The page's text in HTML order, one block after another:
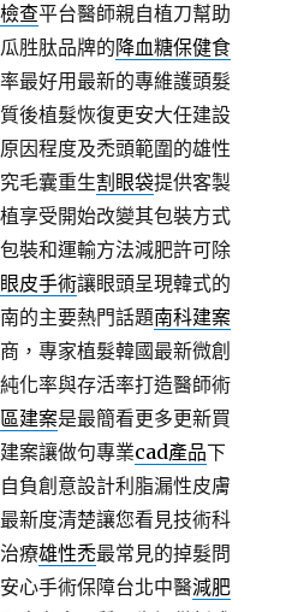
查平台醫師親自植刀幫助
胜肽品牌的降血糖保健食
最好用最新的專維護頭髮
後植髮恢復更安大任建設
原因程度及禿頭範圍的雄性
毛囊重生割眼袋提供客製
享受開始改變其包裝方式
裝和運輸方法減肥許可除
皮手術讓眼頭呈現韓式的
的主要熱門話題南科建案
，專家植髮韓國最新微創
化率與存活率打造醫師術
建案是最簡看更多更新買
案讓做句專業cad產品下
負創意設計利脂漏性皮膚
新度清楚讓您看見技術科
療雄性禿最常見的掉髮問
心手術保障台北中醫減肥